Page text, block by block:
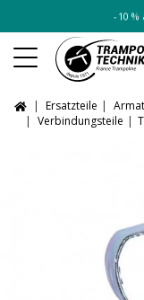
-10
Ersatzteile
Verbindungsteile